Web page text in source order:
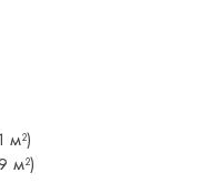
м²)
м²)